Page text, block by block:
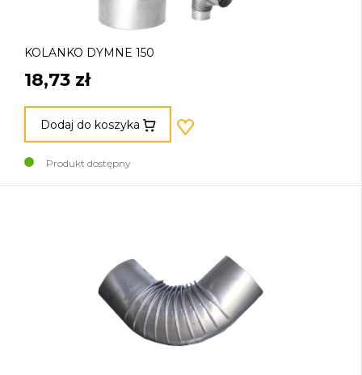
KOLANKO DYMNE 150
18,73 zł
Dodaj do koszyka
Produkt dostępny